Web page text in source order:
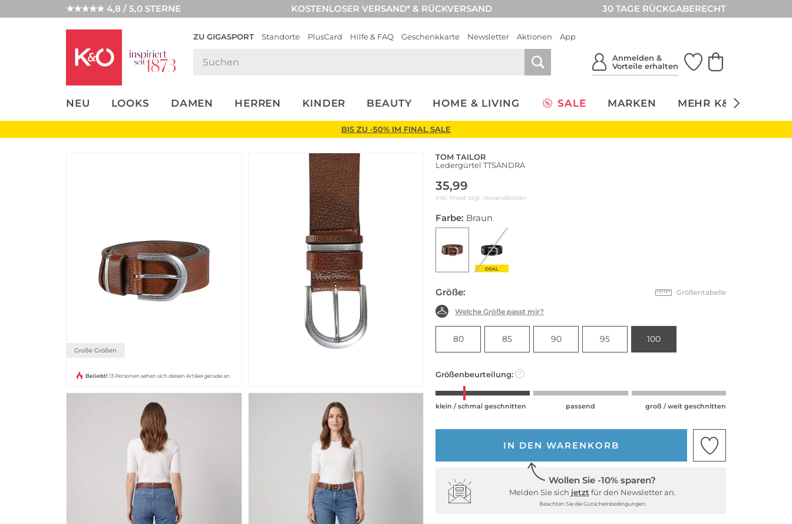
★★★★★ 4,8 / 5,0 STERNE KOSTENLOSER VERSAND* & RÜCKVERSAND 30 TAGE RÜCKGABERECHT
ZU GIGASPORT Standorte PlusCard Hilfe & FAQ Geschenkkarte Newsletter Aktionen App
Anmelden &
Vorteile erhalten
NEU LOOKS DAMEN HERREN KINDER BEAUTY HOME & LIVING SALE MARKEN MEHR K&Ö
UNSERE APP
CLICK &
BIS ZU -50% IM FINAL SALE
Große Größen
Beliebt! 13 Personen sehen sich diesen Artikel gerade an
TOM TAILOR
Ledergürtel TTSANDRA
35,99
inkl. Mwst zzgl. Versandkosten
Farbe: Braun
DEAL
Größe: Größentabelle
Welche Größe passt mir?
80 85 90 95 100
Größenbeurteilung: ?
klein / schmal geschnitten passend groß / weit geschnitten
IN DEN WARENKORB
Wollen Sie -10% sparen?
Melden Sie sich jetzt für den Newsletter an.
Beachten Sie die Gutscheinbedingungen.